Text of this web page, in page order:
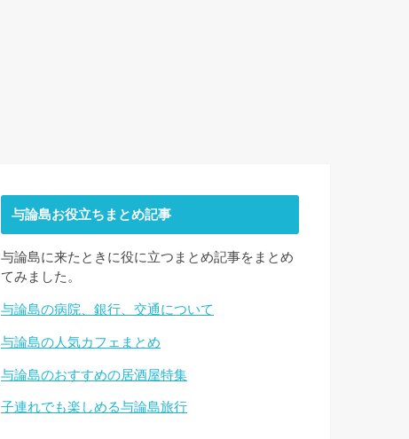
与論島お役立ちまとめ記事
与論島に来たときに役に立つまとめ記事をまとめ
てみました。
与論島の病院、銀行、交通について
与論島の人気カフェまとめ
与論島のおすすめの居酒屋特集
子連れでも楽しめる与論島旅行